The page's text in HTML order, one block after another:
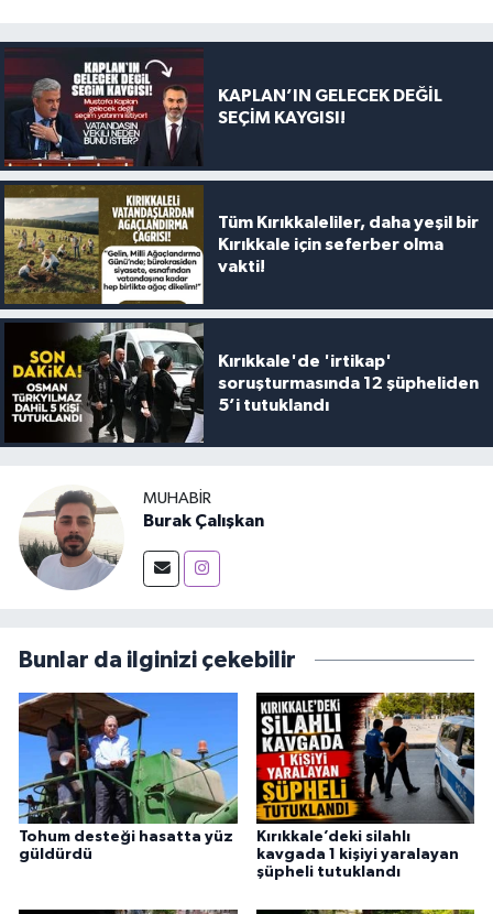
KAPLAN’IN GELECEK DEĞİL
SEÇİM KAYGISI!
Tüm Kırıkkaleliler, daha yeşil bir
Kırıkkale için seferber olma
vakti!
Kırıkkale'de 'irtikap'
soruşturmasında 12 şüpheliden
5’i tutuklandı
MUHABIR
Burak Çalışkan
Bunlar da ilginizi çekebilir
Tohum desteği hasatta yüz
güldürdü
Kırıkkale’deki silahlı
kavgada 1 kişiyi yaralayan
şüpheli tutuklandı